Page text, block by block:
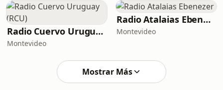
Radio Cuervo Uruguay (RCU)
Montevideo
Radio Atalaias Ebenezer
Montevideo
Mostrar Más